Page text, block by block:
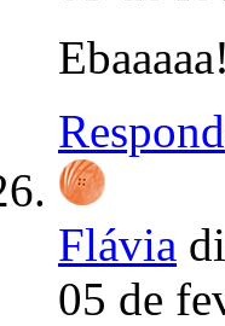
Flávia
05 de